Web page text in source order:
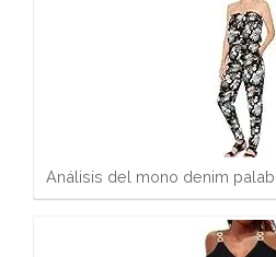
Análisis del mono denim